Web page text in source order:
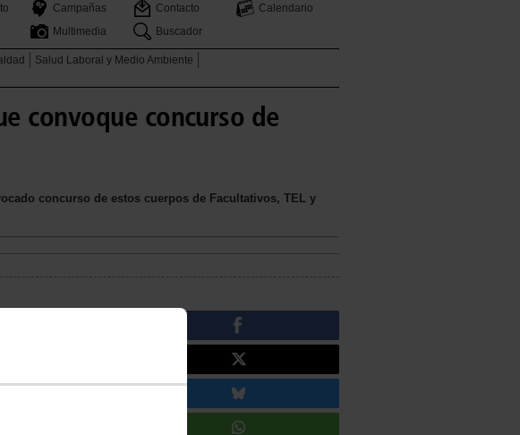
Campañas Contacto
Calendario
Multimedia Buscador
Salud Laboral y Medio Ambiente
convoque concurso de
concurso de estos cuerpos de Facultativos, TEL y